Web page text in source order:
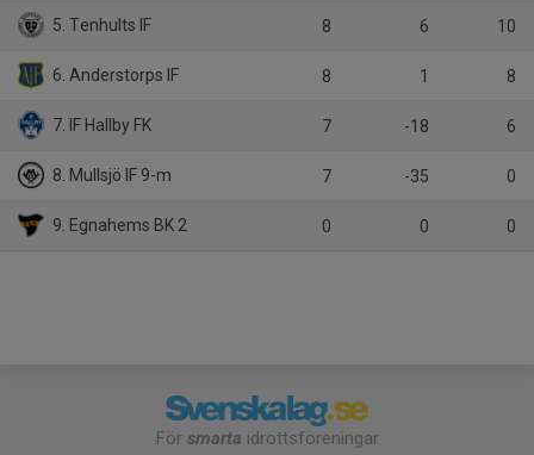
5. Tenhults IF 8 6 10
6. Anderstorps IF 8 1 8
7. IF Hallby FK 7 -18 6
8. Mullsjö IF 9-m 7 -35 0
9. Egnahems BK 2 0 0 0
För smarta idrottsföreningar